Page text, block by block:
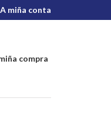
A miña conta
compra